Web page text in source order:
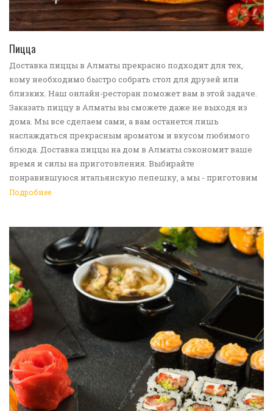
Пицца
Доставка пиццы в Алматы прекрасно подходит для тех,
кому необходимо быстро собрать стол для друзей или
близких. Наш онлайн-ресторан поможет вам в этой задаче.
Заказать пиццу в Алматы вы сможете даже не выходя из
дома. Мы все сделаем сами, а вам останется лишь
наслаждаться прекрасным ароматом и вкусом любимого
блюда. Доставка пиццы на дом в Алматы сэкономит ваше
время и силы на приготовления. Выбирайте
понравившуюся итальянскую лепешку, а мы - приготовим
ее в лучших традициях. Доставка еды в Алматы -
Подробнее